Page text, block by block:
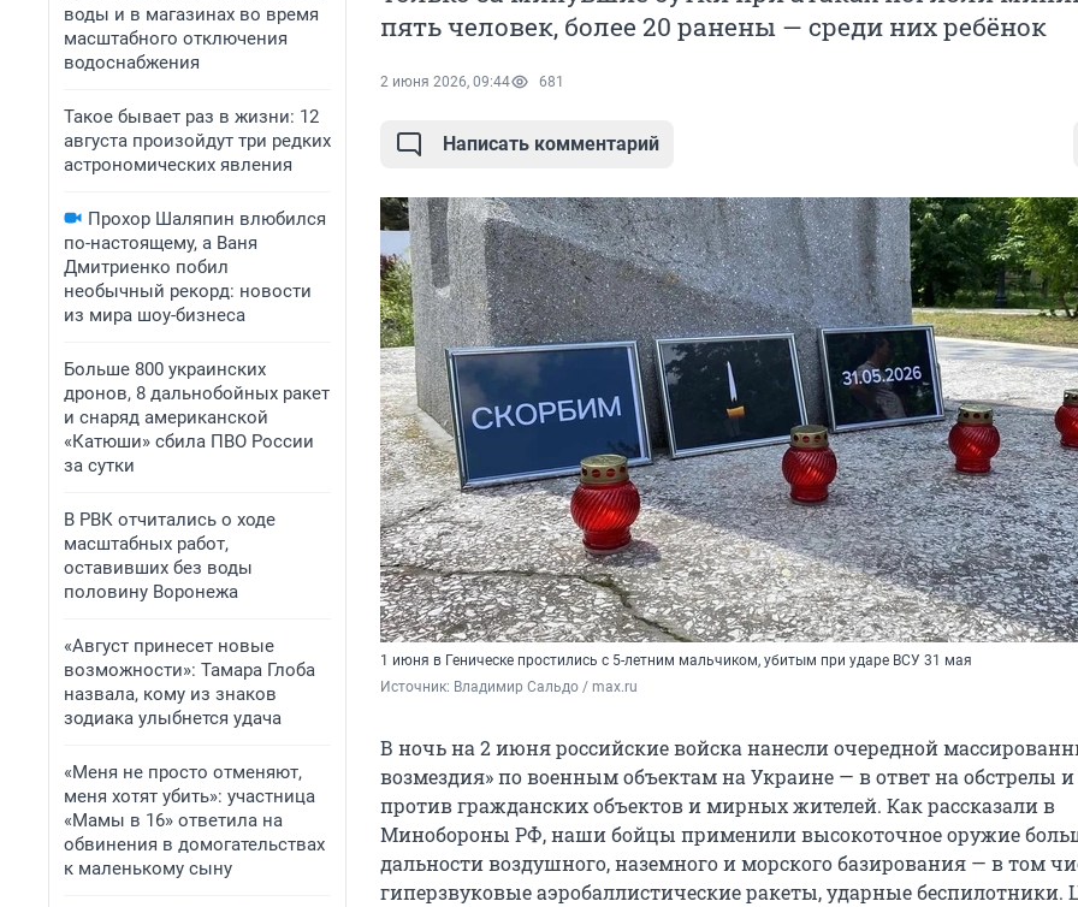
воды и в магазинах во время
масштабного отключения
водоснабжения
Такое бывает раз в жизни: 12
августа произойдут три редких
астрономических явления
Прохор Шаляпин влюбился
по-настоящему, а Ваня
Дмитриенко побил
необычный рекорд: новости
из мира шоу-бизнеса
Больше 800 украинских
дронов, 8 дальнобойных ракет
и снаряд американской
«Катюши» сбила ПВО России
за сутки
В РВК отчитались о ходе
масштабных работ,
оставивших без воды
половину Воронежа
«Август принесет новые
возможности»: Тамара Глоба
назвала, кому из знаков
зодиака улыбнется удача
«Меня не просто отменяют,
меня хотят убить»: участница
«Мамы в 16» ответила на
обвинения в домогательствах
к маленькому сыну
пять человек, более 20 ранены — среди них ребёнок
2 июня 2026, 09:44 681
Написать комментарий
1 июня в Геническе простились с 5-летним мальчиком, убитым при ударе ВСУ 31 мая
Источник: Владимир Сальдо / max.ru
В ночь на 2 июня российские войска нанесли очередной
возмездия» по военным объектам на Украине — в ответ на обстрелы
против гражданских объектов и мирных жителей. Как рассказали в
Минобороны РФ, наши бойцы применили высокоточное оружие
дальности воздушного, наземного и морского базирования — в том
гиперзвуковые аэробаллистические ракеты, ударные беспилотники.